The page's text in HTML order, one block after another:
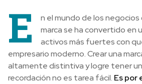
E
n el mundo de los
marca se ha convertido en
activos más fuertes con
empresario moderno. Crear una
altamente distintiva y logre tener
recordación no es tarea fácil. Es por